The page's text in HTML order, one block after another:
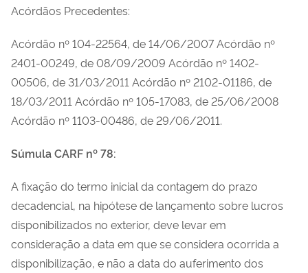
Acórdãos Precedentes:
Acórdão nº 104-22564, de 14/06/2007 Acórdão nº
2401-00249, de 08/09/2009 Acórdão nº 1402-
00506, de 31/03/2011 Acórdão nº 2102-01186, de
18/03/2011 Acórdão nº 105-17083, de 25/06/2008
Acórdão nº 1103-00486, de 29/06/2011.
Súmula CARF nº 78:
A fixação do termo inicial da contagem do prazo
decadencial, na hipótese de lançamento sobre lucros
disponibilizados no exterior, deve levar em
consideração a data em que se considera ocorrida a
disponibilização, e não a data do auferimento dos